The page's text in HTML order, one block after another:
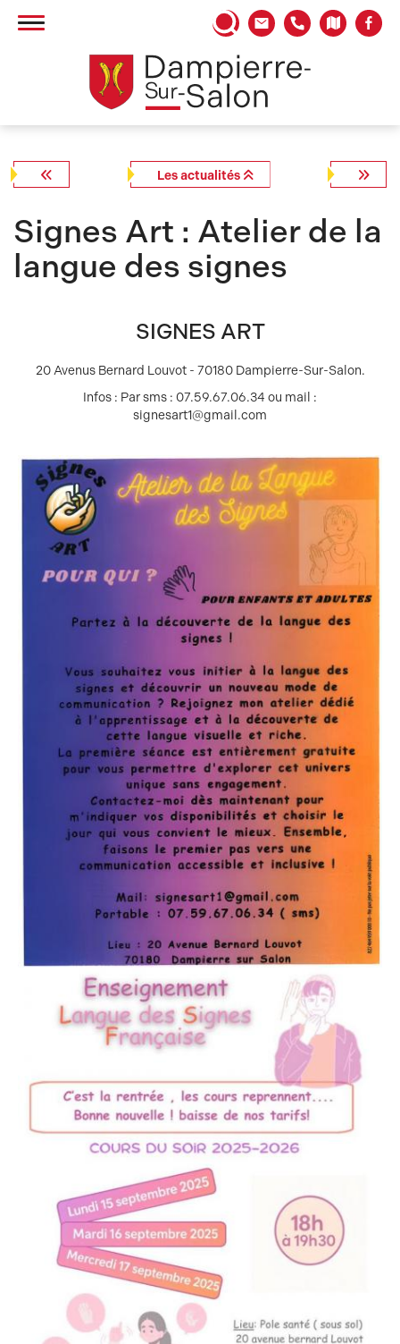
Les actualités
Signes Art : Atelier de la
langue des signes
SIGNES ART
20 Avenus Bernard Louvot - 70180 Dampierre-Sur-Salon.
Infos : Par sms : 07.59.67.06.34 ou mail :
signesart1@gmail.com